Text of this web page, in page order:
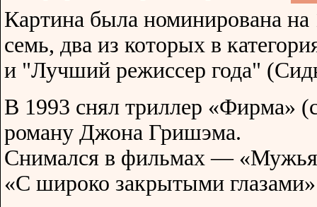
Картина была номинирована
семь, два из которых в
и "Лучший режиссер года"
В 1993 снял триллер «Фирма»
роману Джона Гришэма.
Снимался в фильмах —
«С широко закрытыми